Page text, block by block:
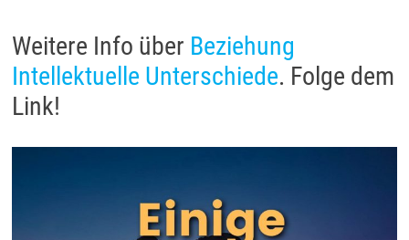
Weitere Info über Beziehung
Intellektuelle Unterschiede. Folge dem
Link!